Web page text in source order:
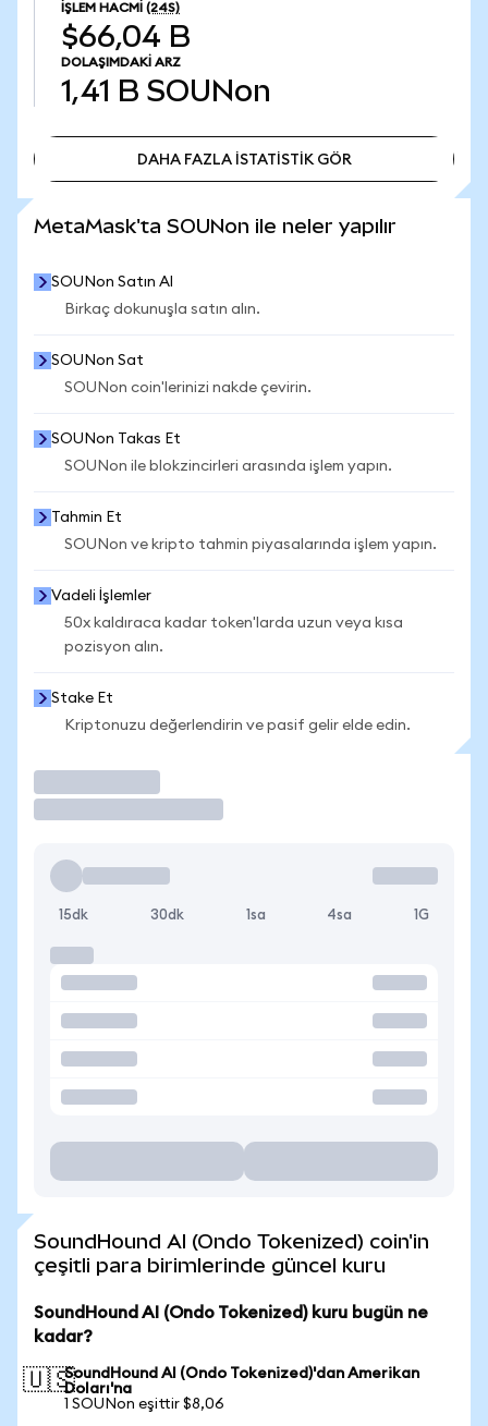
İŞLEM HACMI (24S)
$66,04 B
DOLAŞIMDAKI ARZ
1,41 B SOUNon
DAHA FAZLA İSTATİSTİK GÖR
MetaMask'ta SOUNon ile neler yapılır
SOUNon Satın Al
Birkaç dokunuşla satın alın.
SOUNon Sat
SOUNon coin'lerinizi nakde çevirin.
SOUNon Takas Et
SOUNon ile blokzincirleri arasında işlem yapın.
Tahmin Et
SOUNon ve kripto tahmin piyasalarında işlem yapın.
Vadeli İşlemler
50x kaldıraca kadar token'larda uzun veya kısa
pozisyon alın.
Stake Et
Kriptonuzu değerlendirin ve pasif gelir elde edin.
15dk 30dk 1sa 4sa 1G
SoundHound AI (Ondo Tokenized) coin'in
çeşitli para birimlerinde güncel kuru
SoundHound AI (Ondo Tokenized) kuru bugün ne
kadar?
🇺🇸SoundHound AI (Ondo Tokenized)'dan Amerikan
Doları'na
1 SOUNon eşittir $8,06